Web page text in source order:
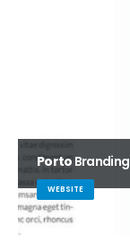
Porto Branding
WEBSITE